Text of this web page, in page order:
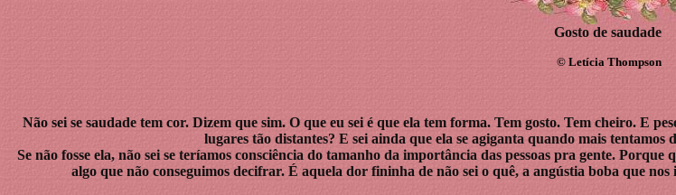
Gosto de saudade
©Letícia Thompson
Não sei se saudade tem cor. Dizem que sim. O que eu sei é que ela tem forma. Tem gosto. Tem cheiro. E
lugares tão distantes? E sei ainda que ela se agiganta quando mais
Se não fosse ela, não sei se teríamos consciência do tamanho da importância das pessoas pra gente.
algo que não conseguimos decifrar. É aquela dor fininha de não sei o quê, a angústia boba que